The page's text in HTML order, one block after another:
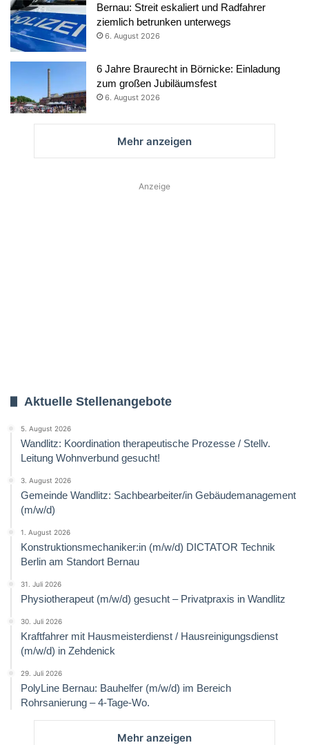
Bernau: Streit eskaliert und Radfahrer
ziemlich betrunken unterwegs
6. August 2026
6 Jahre Braurecht in Börnicke: Einladung
zum großen Jubiläumsfest
6. August 2026
Mehr anzeigen
Anzeige
Aktuelle Stellenangebote
5. August 2026
Wandlitz: Koordination therapeutische Prozesse / Stellv.
Leitung Wohnverbund gesucht!
3. August 2026
Gemeinde Wandlitz: Sachbearbeiter/in Gebäudemanagement
(m/w/d)
1. August 2026
Konstruktionsmechaniker:in (m/w/d) DICTATOR Technik
Berlin am Standort Bernau
31. Juli 2026
Physiotherapeut (m/w/d) gesucht – Privatpraxis in Wandlitz
30. Juli 2026
Kraftfahrer mit Hausmeisterdienst / Hausreinigungsdienst
(m/w/d) in Zehdenick
29. Juli 2026
PolyLine Bernau: Bauhelfer (m/w/d) im Bereich
Rohrsanierung – 4-Tage-Wo.
Mehr anzeigen